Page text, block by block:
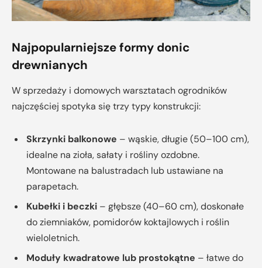
Najpopularniejsze formy donic
drewnianych
W sprzedaży i domowych warsztatach ogrodników
najczęściej spotyka się trzy typy konstrukcji:
Skrzynki balkonowe – wąskie, długie (50–100 cm),
idealne na zioła, sałaty i rośliny ozdobne.
Montowane na balustradach lub ustawiane na
parapetach.
Kubełki i beczki – głębsze (40–60 cm), doskonałe
do ziemniaków, pomidorów koktajlowych i roślin
wieloletnich.
Moduły kwadratowe lub prostokątne – łatwe do